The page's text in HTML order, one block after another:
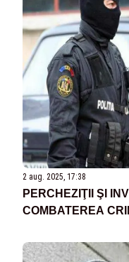
2 aug. 2025, 17:38
PERCHEZIŢII ŞI
COMBATEREA